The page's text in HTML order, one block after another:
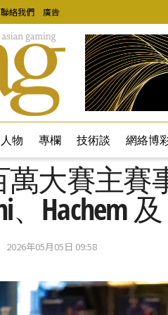
聯絡我們 廣告
人物 專欄 技術談 網絡博
大賽主賽
、Hachem
2026年05月05日 09:58